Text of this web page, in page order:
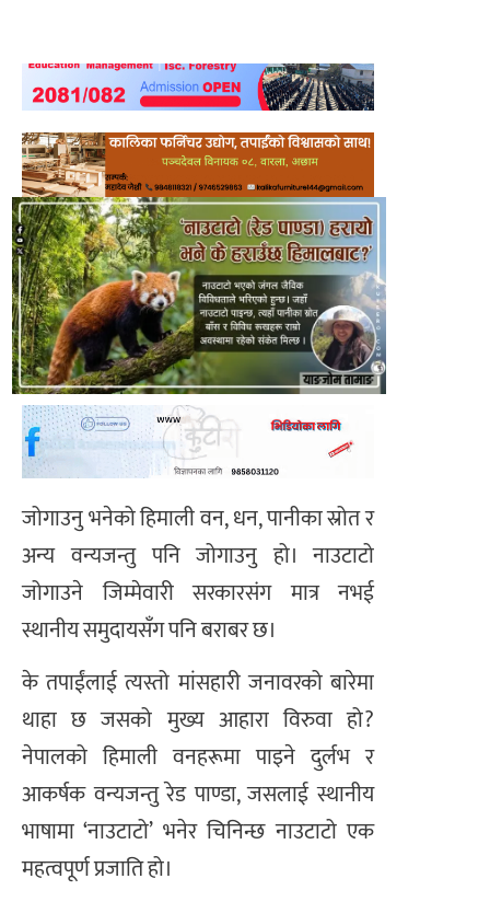
जोगाउनु भनेको हिमाली वन, धन, पानीका स्रोत र
अन्य वन्यजन्तु पनि जोगाउनु हो। नाउटाटो
जोगाउने जिम्मेवारी सरकारसंग मात्र नभई
स्थानीय समुदायसँग पनि बराबर छ।
के तपाईंलाई त्यस्तो मांसहारी जनावरको बारेमा
थाहा छ जसको मुख्य आहारा विरुवा हो?
नेपालको हिमाली वनहरूमा पाइने दुर्लभ र
आकर्षक वन्यजन्तु रेड पाण्डा, जसलाई स्थानीय
भाषामा ‘नाउटाटो’ भनेर चिनिन्छ नाउटाटो एक
महत्वपूर्ण प्रजाति हो।